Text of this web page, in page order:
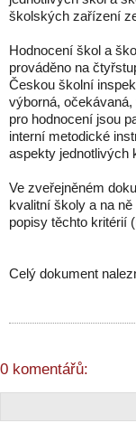
školských zařízení
Hodnocení škol a
prováděno na
Českou školní
výborná,
pro hodnocení jsou
interní metodické
aspekty jednotlivých
Ve zveřejněném
kvalitní školy a na
popisy těchto kritérií
Celý dokument
0 komentářů: